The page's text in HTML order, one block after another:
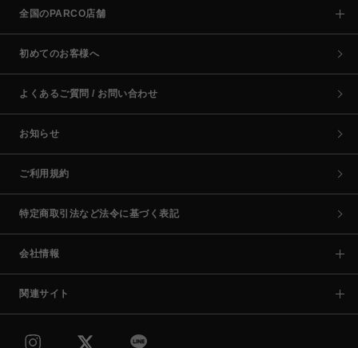
全国のPARCO店舗
初めてのお客様へ
よくあるご質問 / お問い合わせ
お知らせ
ご利用規約
特定商取引法など法令に基づく表記
会社情報
関連サイト